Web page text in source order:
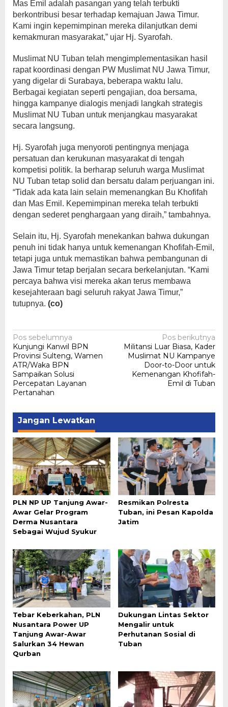
Mas Emil adalah pasangan yang telah terbukti
berkontribusi besar terhadap kemajuan Jawa Timur.
Kami ingin kepemimpinan mereka dilanjutkan demi
kemakmuran masyarakat,” ujar Hj. Syarofah.
Muslimat NU Tuban telah mengimplementasikan hasil
rapat koordinasi dengan PW Muslimat NU Jawa Timur,
yang digelar di Surabaya, beberapa waktu lalu.
Berbagai kegiatan seperti pengajian, doa bersama,
hingga kampanye dialogis menjadi langkah strategis
Muslimat NU Tuban untuk menjangkau masyarakat
secara langsung.
Hj. Syarofah juga menyoroti pentingnya menjaga
persatuan dan kerukunan masyarakat di tengah
kompetisi politik. Ia berharap seluruh warga Muslimat
NU Tuban tetap solid dan bersatu dalam perjuangan ini.
“Tidak ada kata lain selain memenangkan Bu Khofifah
dan Mas Emil. Kepemimpinan mereka telah terbukti
dengan sederet penghargaan yang diraih,” tambahnya.
Selain itu, Hj. Syarofah menekankan bahwa dukungan
penuh ini tidak hanya untuk kemenangan Khofifah-Emil,
tetapi juga untuk memastikan bahwa pembangunan di
Jawa Timur tetap berjalan secara berkelanjutan. “Kami
percaya bahwa visi mereka akan terus membawa
kesejahteraan bagi seluruh rakyat Jawa Timur,”
tutupnya. (co)
Navigasi
pos
Pos sebelumnya
Kunjungi Kanwil BPN
Provinsi Sulteng, Wamen
ATR/Waka BPN
Sampaikan Solusi
Percepatan Layanan
Pertanahan
Pos berikutnya
Militansi Luar Biasa, Kader
Muslimat NU Kampanye
Door-to-Door untuk
Kemenangan Khofifah-
Emil di Tuban
Jangan Lewatkan
PLN NP UP Tanjung Awar-
Awar Gelar Program
Derma Nusantara
Sebagai Wujud Syukur
Resmikan Polresta
Tuban, ini Pesan Kapolda
Jatim
Tebar Keberkahan, PLN
Nusantara Power UP
Tanjung Awar-Awar
Salurkan 34 Hewan
Qurban
Dukungan Lintas Sektor
Mengalir untuk
Perhutanan Sosial di
Tuban